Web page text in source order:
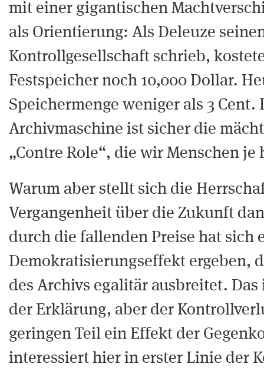
mit einer gigantischen
als Orientierung: Als Deleuze
Kontrollgesellschaft schrieb,
Festspeicher noch 10,000 Dollar.
Speichermenge weniger als 3 Cent.
Archivmaschine ist sicher die
„Contre Role“, die wir Menschen je
Warum aber stellt sich die
Vergangenheit über die Zukunft
durch die fallenden Preise hat sich
Demokratisierungseffekt ergeben,
des Archivs egalitär ausbreitet.
der Erklärung, aber der
geringen Teil ein Effekt der
interessiert hier in erster Linie der